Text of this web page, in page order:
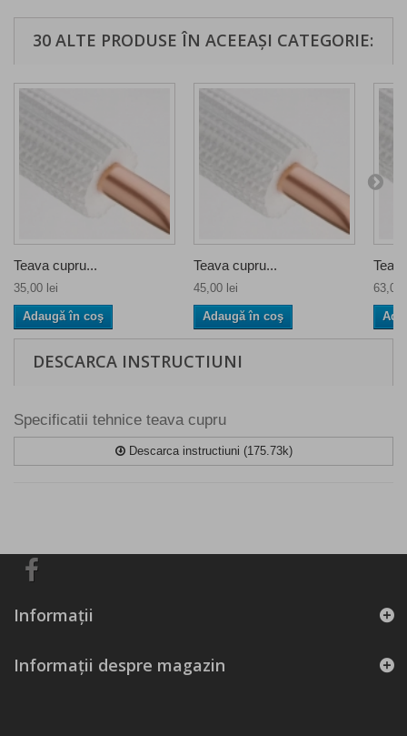
30 ALTE PRODUSE ÎN ACEEAȘI CATEGORIE:
Teava cupru...
35,00 lei
Adaugă în coş
Teava cupru...
45,00 lei
Adaugă în coş
63,00
DESCARCA INSTRUCTIUNI
Specificatii tehnice teava cupru
Descarca instructiuni (175.73k)
Informaţii
Informații despre magazin